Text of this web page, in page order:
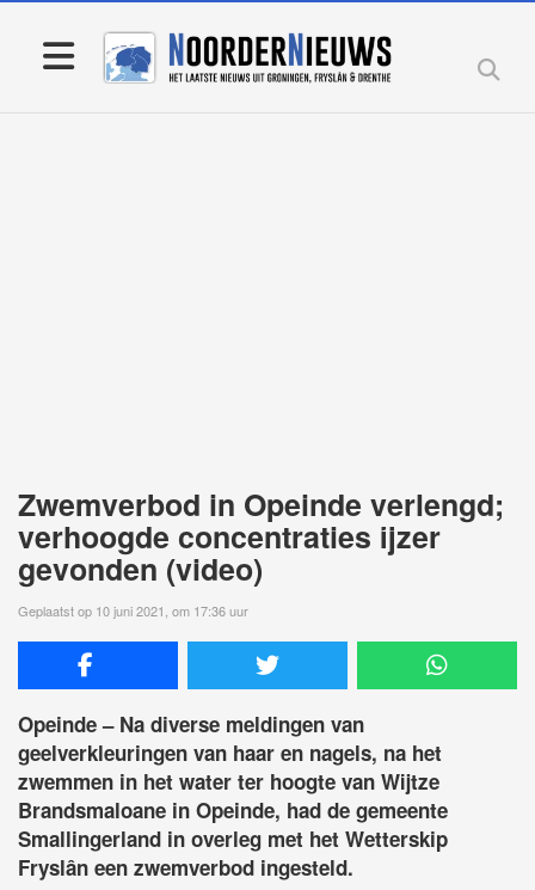
Zwemverbod in Opeinde verlengd;
verhoogde concentraties ijzer
gevonden (video)
Geplaatst op 10 juni 2021, om 17:36 uur
Opeinde – Na diverse meldingen van
geelverkleuringen van haar en nagels, na het
zwemmen in het water ter hoogte van Wijtze
Brandsmaloane in Opeinde, had de gemeente
Smallingerland in overleg met het Wetterskip
Fryslân een zwemverbod ingesteld.